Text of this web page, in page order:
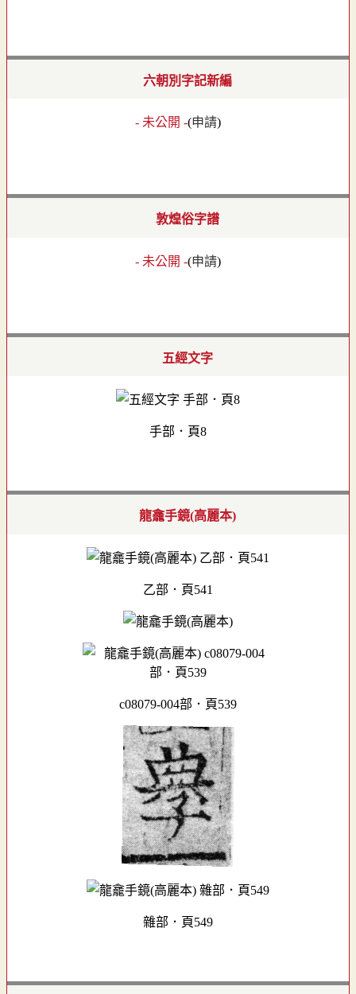
六朝別字記新編
- 未公開 -(申請)
敦煌俗字譜
- 未公開 -(申請)
五經文字
手部．頁8
龍龕手鏡(高麗本)
乙部．頁541
c08079-004部．頁539
雜部．頁549